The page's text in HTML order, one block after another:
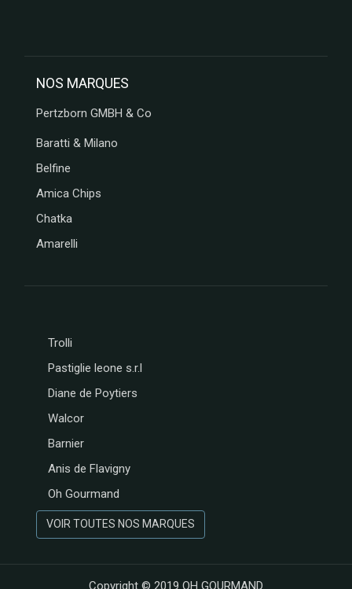
NOS MARQUES
Pertzborn GMBH & Co
Baratti & Milano
Belfine
Amica Chips
Chatka
Amarelli
Trolli
Pastiglie leone s.r.l
Diane de Poytiers
Walcor
Barnier
Anis de Flavigny
Oh Gourmand
VOIR TOUTES NOS MARQUES
Copyright © 2019 OH GOURMAND